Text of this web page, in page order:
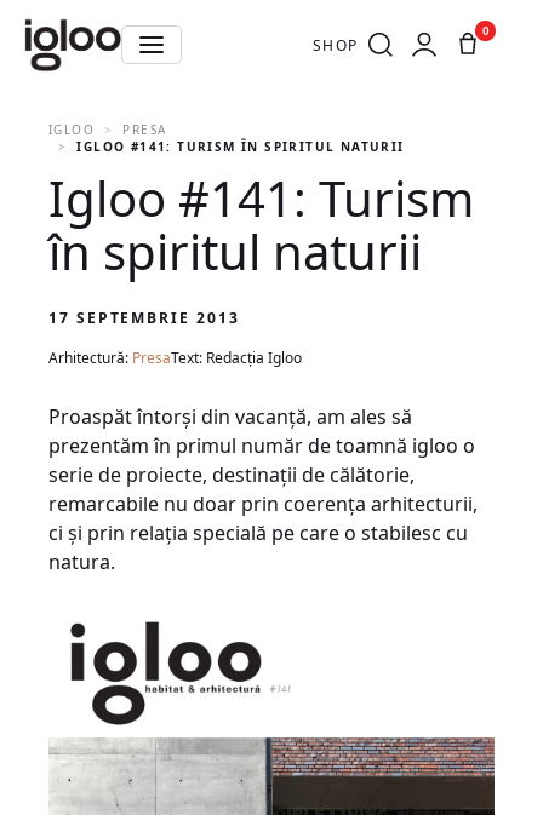
SHOP
0
IGLOO
PRESA
IGLOO #141: TURISM ÎN SPIRITUL NATURII
Igloo #141: Turism
în spiritul naturii
17 SEPTEMBRIE 2013
Arhitectură: PresaText: Redacția Igloo
Proaspăt întorşi din vacanţă, am ales să
prezentăm în primul număr de toamnă igloo o
serie de proiecte, destinaţii de călătorie,
remarcabile nu doar prin coerenţa arhitecturii,
ci şi prin relaţia specială pe care o stabilesc cu
natura.